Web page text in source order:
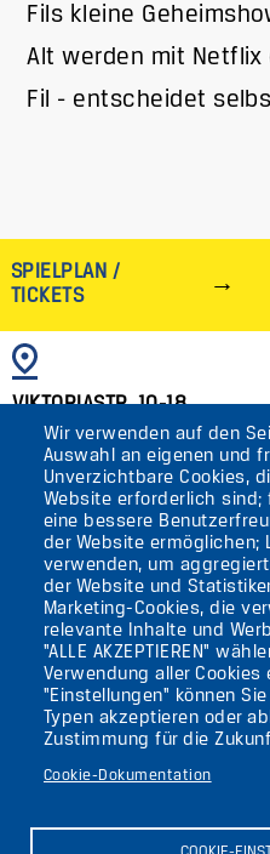
Wir verwenden auf den
Auswahl an eigenen und
Unverzichtbare Cookies,
Website erforderlich sind;
eine bessere
der Website ermöglichen;
verwenden, um
der Website und
Marketing-Cookies, die
relevante Inhalte und
"ALLE AKZEPTIEREN"
Verwendung aller Cookies
"Einstellungen" können
Typen akzeptieren oder
Zustimmung für die
Cookie-Dokumentation
Fils kleine
Alt werden mit
Fil - entscheidet
SPIELPLAN /
TICKETS
BILD
VIKTORIASTR. 10-18
12105 BERLIN
TEMPELHOF
AKTUELLES
KONTAKT
DIE UFAFABRIK
BERLIN
Suche
Secondary